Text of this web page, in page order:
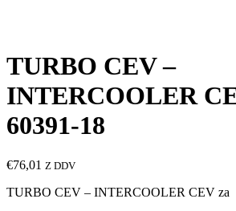
TURBO CEV –
INTERCOOLER
60391-18
€76,01 Z DDV
TURBO CEV – INTERCOOLER CEV za